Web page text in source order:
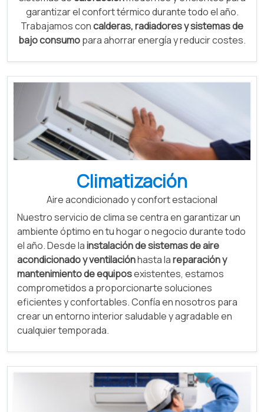
garantizar el confort térmico durante todo el año.
Trabajamos concalderas, radiadores y sistemas de
bajo consumopara ahorrar energía y reducir costes.
Climatización
Aire acondicionado y confort estacional
Nuestro servicio de clima se centra en garantizar un
ambiente óptimo en tu hogar o negocio durante todo
el año. Desde lainstalación de sistemas de aire
acondicionado y ventilaciónhasta lareparación y
mantenimiento de equiposexistentes, estamos
comprometidos a proporcionarte soluciones
eficientes y confortables. Confía en nosotros para
crear un entorno interior saludable y agradable en
cualquier temporada.